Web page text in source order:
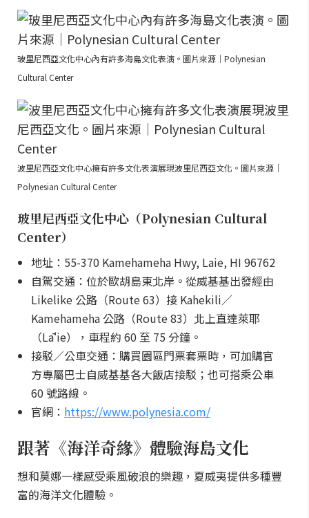
玻里尼西亞文化中心內有許多海島文化表演。圖片來源｜Polynesian
Cultural Center
波里尼西亞文化中心擁有許多文化表演展現波里尼西亞文化。圖片來源｜
Polynesian Cultural Center
玻里尼西亞文化中心（Polynesian Cultural
Center）
地址：55-370 Kamehameha Hwy, Laie, HI 96762
自駕交通：位於歐胡島東北岸。從威基基出發經由
Likelike 公路（Route 63）接 Kahekili／
Kamehameha 公路（Route 83）北上直達萊耶
（Lāʻie），車程約 60 至 75 分鐘。
接駁／公車交通：購買園區門票套票時，可加購官
方專屬巴士自威基基各大飯店接駁；也可搭乘公車
60 號路線。
官網： https://www.polynesia.com/
跟著《海洋奇緣》體驗海島文化
想和莫娜一樣感受乘風破浪的樂趣，夏威夷提供多種豐
富的海洋文化體驗。